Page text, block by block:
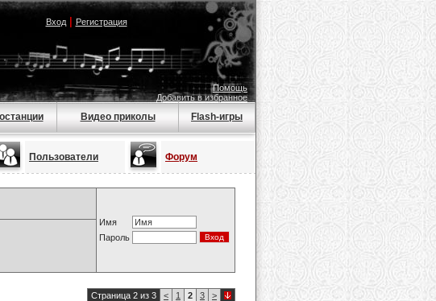
Вход| Регистрация
Помощь
Добавить в избранное
Видео приколы Flash-игры
Пользователи Форум
Имя
Пароль
Страница 2 из 3 < 1 2 3 >